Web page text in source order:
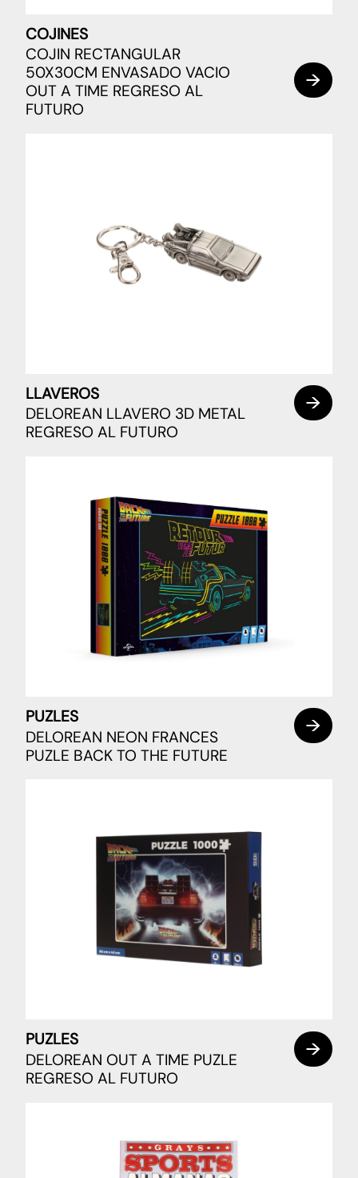
COJINES
COJIN RECTANGULAR
50X30CM ENVASADO VACIO
OUT A TIME REGRESO AL
FUTURO
LLAVEROS
DELOREAN LLAVERO 3D METAL
REGRESO AL FUTURO
PUZLES
DELOREAN NEON FRANCES
PUZLE BACK TO THE FUTURE
PUZLES
DELOREAN OUT A TIME PUZLE
REGRESO AL FUTURO